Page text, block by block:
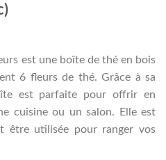
est une boîte de thé en bois
6 fleurs de thé. Grâce à sa
est parfaite pour offrir en
cuisine ou un salon. Elle est
être utilisée pour ranger vos